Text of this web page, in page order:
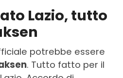
Lazio, tutto
potrebbe essere
. Tutto fatto per il